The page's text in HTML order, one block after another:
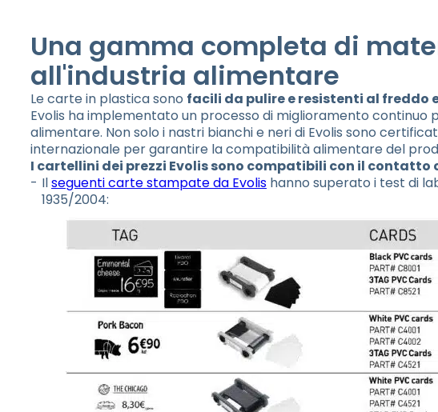
Una gamma completa di
all'industria alimentare
Le carte in plastica sono facili da pulire e resistenti al freddo
Evolis ha implementato un processo di miglioramento
alimentare. Non solo i nastri bianchi e neri di Evolis sono
internazionale per garantire la compatibilità alimentare del
I cartellini dei prezzi Evolis sono compatibili con il
Ilseguenti carte stampate da Evolis hanno superato i test di
1935/2004: